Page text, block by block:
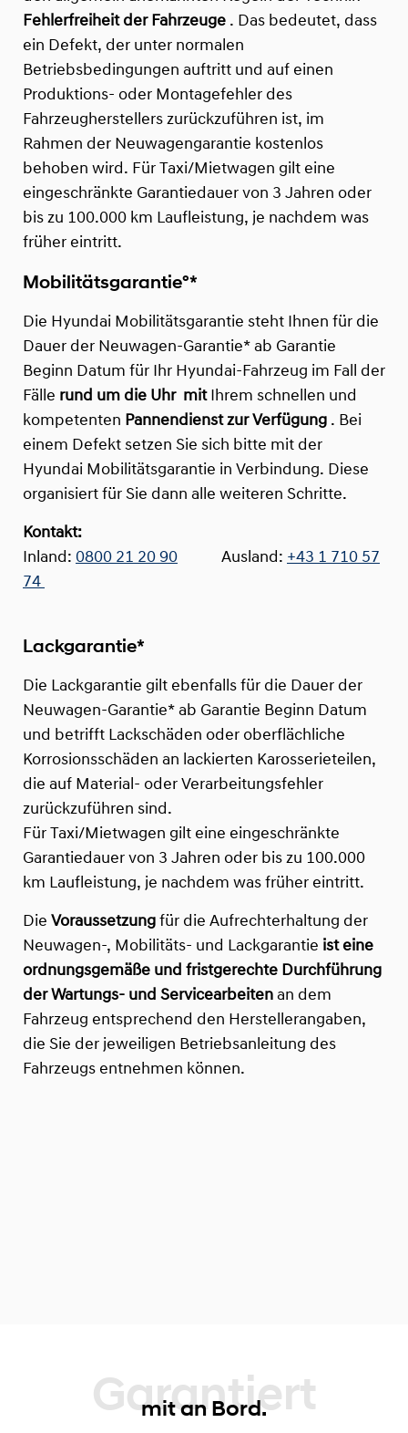
Fehlerfreiheit der Fahrzeuge . Das bedeutet, dass
ein Defekt, der unter normalen
Betriebsbedingungen auftritt und auf einen
Produktions- oder Montagefehler des
Fahrzeugherstellers zurückzuführen ist, im
Rahmen der Neuwagengarantie kostenlos
behoben wird. Für Taxi/Mietwagen gilt eine
eingeschränkte Garantiedauer von 3 Jahren oder
bis zu 100.000 km Laufleistung, je nachdem was
früher eintritt.
Mobilitätsgarantie°*
Die Hyundai Mobilitätsgarantie steht Ihnen für die
Dauer der Neuwagen-Garantie* ab Garantie
Beginn Datum für Ihr Hyundai-Fahrzeug im Fall der
Fälle rund um die Uhr mitIhrem schnellen und
kompetenten Pannendienst zur Verfügung . Bei
einem Defekt setzen Sie sich bitte mit der
Hyundai Mobilitätsgarantie in Verbindung. Diese
organisiert für Sie dann alle weiteren Schritte.
Kontakt:
Inland: 0800 21 20 90 Ausland: +43 1 710 57
74
Lackgarantie*
Die Lackgarantie gilt ebenfalls für die Dauer der
Neuwagen-Garantie* ab Garantie Beginn Datum
und betrifft Lackschäden oder oberflächliche
Korrosionsschäden an lackierten Karosserieteilen,
die auf Material- oder Verarbeitungsfehler
zurückzuführen sind.
Für Taxi/Mietwagen gilt eine eingeschränkte
Garantiedauer von 3 Jahren oder bis zu 100.000
km Laufleistung, je nachdem was früher eintritt.
Die Voraussetzung für die Aufrechterhaltung der
Neuwagen-, Mobilitäts- und Lackgarantie ist eine
ordnungsgemäße und fristgerechte Durchführung
der Wartungs- und Servicearbeiten an dem
Fahrzeug entsprechend den Herstellerangaben,
die Sie der jeweiligen Betriebsanleitung des
Fahrzeugs entnehmen können.
Garantiert
mit an Bord.